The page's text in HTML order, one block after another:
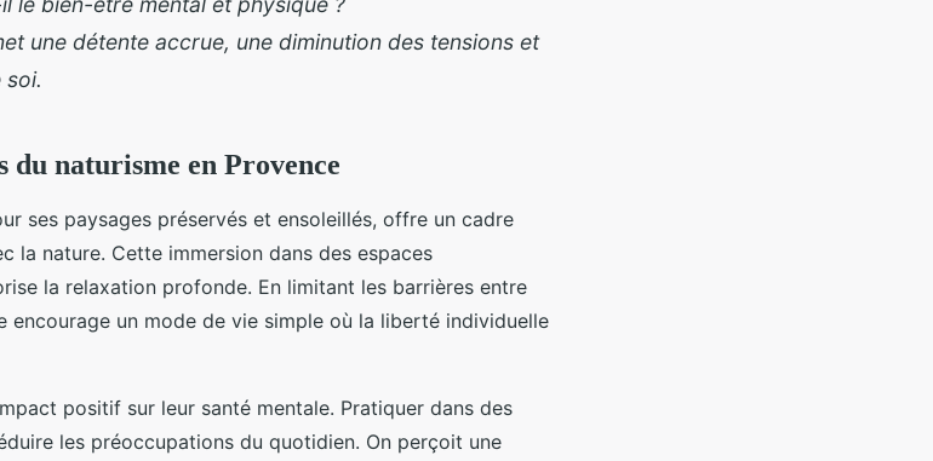
une détente accrue, une diminution des tensions et
soi.
naturisme en Provence
ses paysages préservés et ensoleillés, offre un cadre
la nature. Cette immersion dans des espaces
la relaxation profonde. En limitant les barrières entre
encourage un mode de vie simple où la liberté individuelle
positif sur leur santé mentale. Pratiquer dans des
les préoccupations du quotidien. On perçoit une